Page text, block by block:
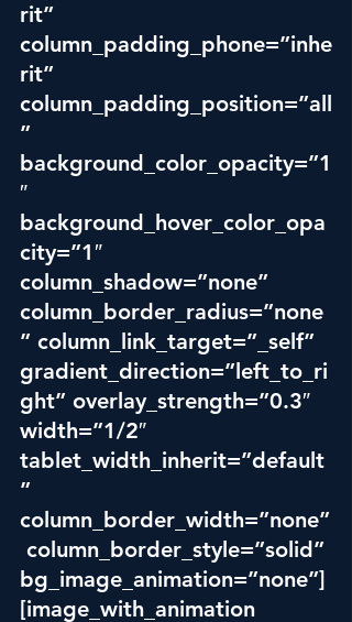
rit”
column_padding_phone=”inhe
rit”
column_padding_position=”all
”
background_color_opacity=”1
″
background_hover_color_opa
city=”1″
column_shadow=”none”
column_border_radius=”none
” column_link_target=”_self”
gradient_direction=”left_to_ri
ght” overlay_strength=”0.3″
width=”1/2″
tablet_width_inherit=”default
”
column_border_width=”none”
column_border_style=”solid”
bg_image_animation=”none”]
[image_with_animation